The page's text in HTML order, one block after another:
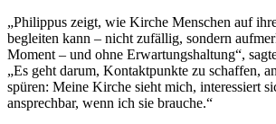
„Philippus zeigt, wie Kirche Menschen auf
begleiten kann – nicht zufällig, sondern
Moment – und ohne Erwartungshaltung“,
„Es geht darum, Kontaktpunkte zu schaffen,
spüren: Meine Kirche sieht mich, interessiert
ansprechbar, wenn ich sie brauche.“